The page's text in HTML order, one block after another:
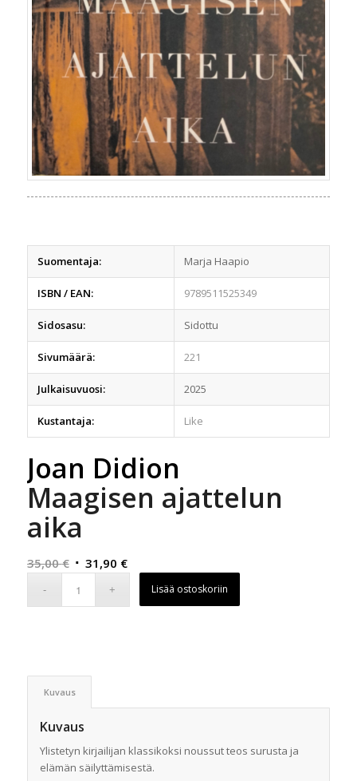
Suomentaja: Marja Haapio
ISBN / EAN: 9789511525349
Sidosasu: Sidottu
Sivumäärä: 221
Julkaisuvuosi: 2025
Kustantaja: Like
Joan Didion
Maagisen ajattelun
aika
35,00€ Alkuperäinen
31,90 €Nykyinen
Lisää ostoskoriin
Kuvaus
Kuvaus
Ylistetyn kirjailijan klassikoksi noussut teos surusta ja
elämän säilyttämisestä.